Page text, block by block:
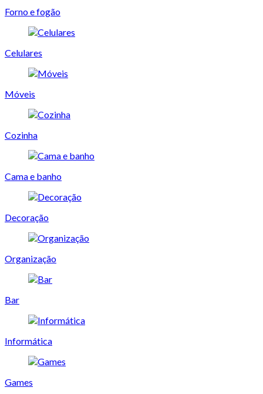
Forno e fogão
Celulares
Móveis
Cozinha
Cama e banho
Decoração
Organização
Bar
Informática
Games